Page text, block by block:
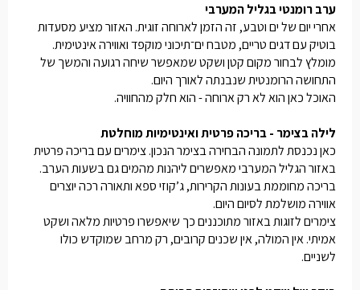
ערב רומנטי בגליל המערבי
אחרי יום של ים וטבע, זה הזמן לארוחה זוגית. האזור מציע מסעדות
בוטיק עם דגים טריים, מטבח ים־תיכוני מוקפד ואווירה אינטימית.
מומלץ לבחור מקום קטן ושקט שמאפשר שיחה רגועה והמשך של
התחושה הרומנטית שנבנתה לאורך היום.
האוכל כאן הוא לא רק ארוחה - הוא חלק מהחוויה.
לילה בצימר - בריכה פרטית ואינטימיות מוחלטת
כאן נכנסת לתמונה הבחירה בצימר הנכון. צימרים עם בריכה פרטית
באזור הגליל המערבי מאפשרים ליהנות מהמים גם בשעות הערב.
בריכה מחוממת בעונות הקרירות, ג’קוזי ספא ותאורה רכה יוצרים
אווירה מושלמת לסיום היום.
צימרים לזוגות באזור מתוכננים כך שיאפשרו פרטיות מלאה ושקט
אמיתי. אין המולה, אין שכנים קרובים, רק מרחב שמוקדש כולו
לשניים.